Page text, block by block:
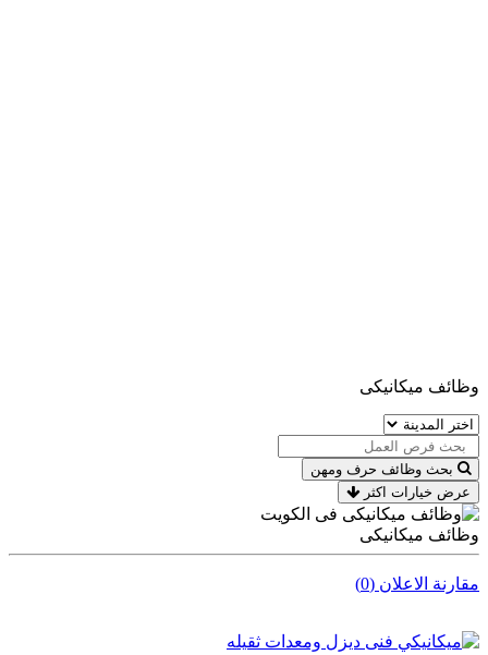
وظائف ميكانيكى
بحث وظائف حرف ومهن
عرض خيارات اكثر
وظائف ميكانيكى
مقارنة الاعلان (0)